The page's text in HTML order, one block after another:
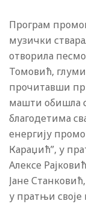
Програм
музички
отворила
Томовић,
прочитавши
машти обишла
благодетима
енергију
Караџић”, у
Алексе
Јане
у пратњи